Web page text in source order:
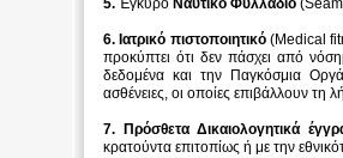
5. Έγκυρο Ναυτικό Φυλλάδιο
6. Ιατρικό πιστοποιητικό(Medical
προκύπτει ότι δεν πάσχει από
δεδομένα και την Παγκόσμια
ασθένειες, οι οποίες επιβάλλουν τη
7. Πρόσθετα Δικαιολογητικά
κρατούντα επιτοπίως ή με την